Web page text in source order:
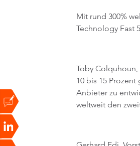
Mit rund 300%
Technology Fast
Toby
10 bis 15
Anbieter zu
weltweit den